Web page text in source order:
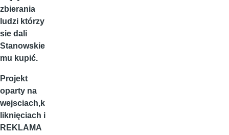
zbierania
ludzi którzy
sie dali
Stanowskie
mu kupić.
Projekt
oparty na
wejsciach,k
liknięciach i
REKLAMA